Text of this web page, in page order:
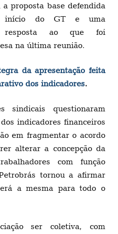
a proposta base defendida
início do GT e uma
resposta ao que foi
na última reunião.
da apresentação feita
dos indicadores.
sindicais questionaram
indicadores financeiros
em fragmentar o acordo
alterar a concepção da
com função
tornou a afirmar
a mesma para todo o
ser coletiva, com